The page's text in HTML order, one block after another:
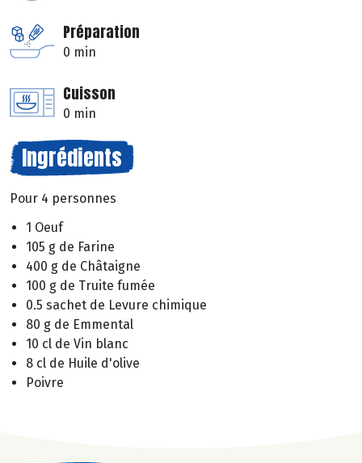
Préparation
0 min
Cuisson
0 min
Ingrédients
Pour 4 personnes
1 Oeuf
105 g de Farine
400 g de Châtaigne
100 g de Truite fumée
0.5 sachet de Levure chimique
80 g de Emmental
10 cl de Vin blanc
8 cl de Huile d'olive
Poivre